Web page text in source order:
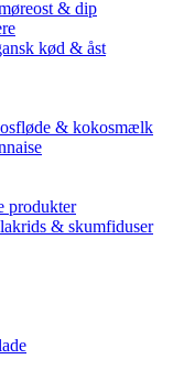
& dip
kød & åst
& kokosmælk
produkter
& skumfiduser